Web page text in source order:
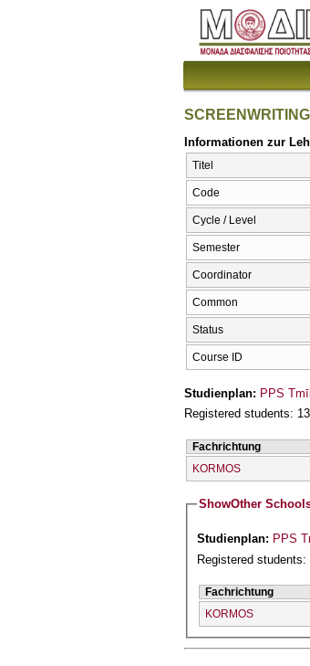
Informationen zur
Titel
Code
Cycle / Level
Semester
Coordinator
Common
Status
Course ID
Studienplan: PPS
Registered students:
Fachrichtung
KORMOS
ShowOther
Studienplan: PPS
Registered students:
Fachrichtung
KORMOS